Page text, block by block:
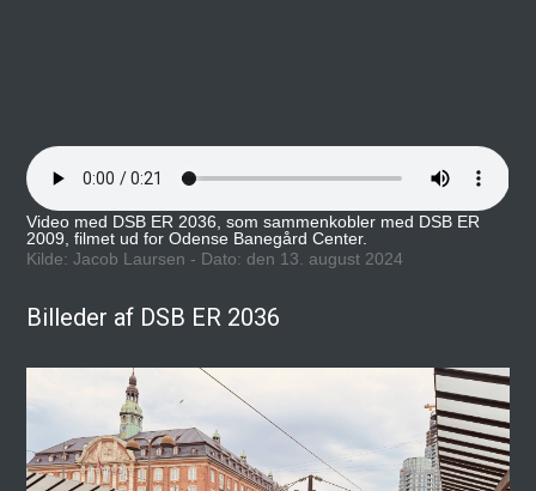
Video med DSB ER 2036, som sammenkobler med DSB ER
2009, filmet ud for Odense Banegård Center.
Kilde: Jacob Laursen - Dato: den 13. august 2024
Billeder af DSB ER 2036